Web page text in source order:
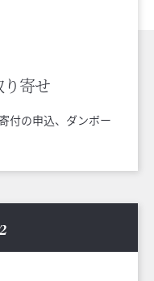
り寄せ
付の申込、ダンボー